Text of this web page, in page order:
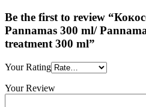
Be the first to review
Pannamas 300 ml/
treatment 300 ml”
Your Rating
Your Review